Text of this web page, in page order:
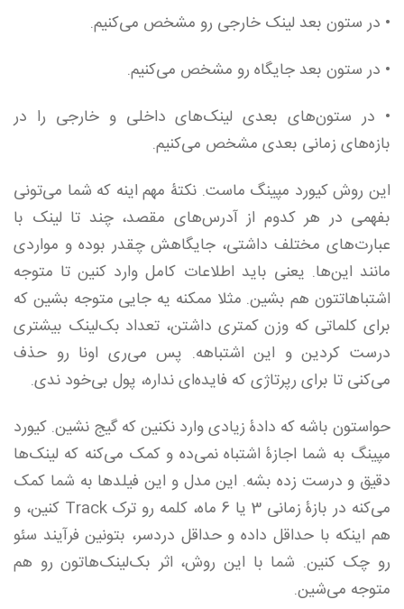
• در ستون بعد لینک خارجی رو مشخص می‌کنیم.
• در ستون بعد جایگاه رو مشخص می‌کنیم.
• در ستون‌های بعدی لینک‌های داخلی و خارجی را در
بازه‌های زمانی بعدی مشخص می‌کنیم.
این روش کیورد مپینگ ماست. نکتۀ مهم اینه که شما می‌تونی
بفهمی در هر کدوم از آدرس‌های مقصد، چند تا لینک با
عبارت‌های مختلف داشتی، جایگاهش چقدر بوده و مواردی
مانند این‌ها. یعنی باید اطلاعات کامل وارد کنین تا متوجه
اشتباهاتتون هم بشین. مثلا ممکنه یه جایی متوجه بشین که
برای کلماتی که وزن کمتری داشتن، تعداد بک‌لینک بیشتری
درست کردین و این اشتباهه. پس می‌ری اونا رو حذف
می‌کنی تا برای رپرتاژی که فایده‌ای نداره، پول بی‌خود ندی.
حواستون باشه که دادۀ زیادی وارد نکنین که گیج نشین. کیورد
مپینگ به شما اجازۀ اشتباه نمی‌ده و کمک می‌کنه که لینک‌ها
دقیق و درست زده بشه. این مدل و این فیلدها به شما کمک
می‌کنه در بازۀ زمانی 3 یا 6 ماه، کلمه رو ترک Track کنین، و
هم اینکه با حداقل داده و حداقل دردسر،‌ بتونین فرآیند سئو
رو چک کنین. شما با این روش، اثر بک‌لینک‌هاتون رو هم
متوجه می‌شین.